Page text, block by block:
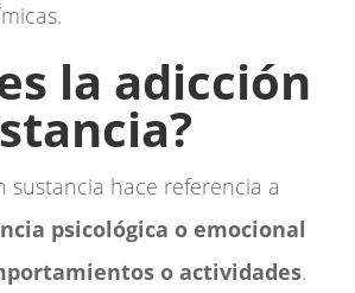
la adicción
sustancia hace referencia a
psicológica o emocional
o actividades.